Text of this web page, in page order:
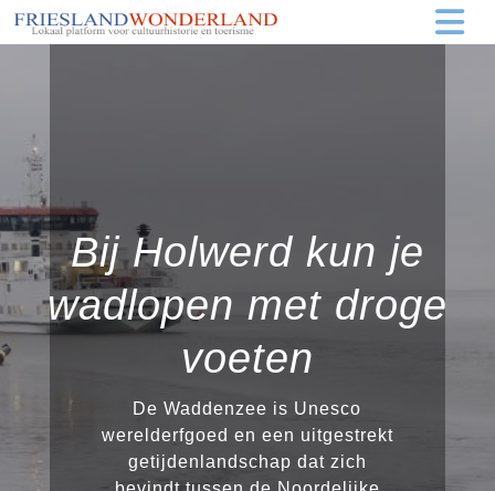
Bij Holwerd kun je
wadlopen met droge
voeten
De Waddenzee is Unesco
werelderfgoed en een uitgestrekt
getijdenlandschap dat zich